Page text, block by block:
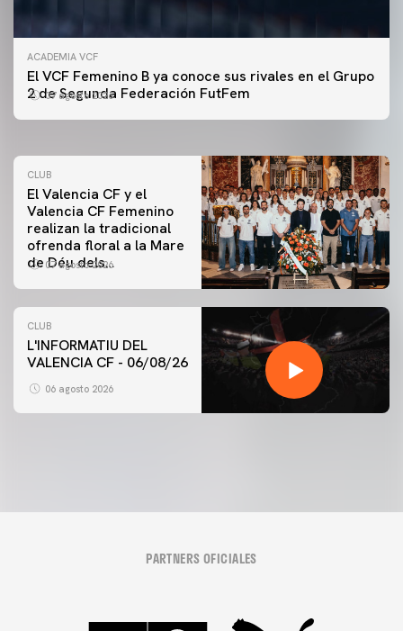
ACADEMIA VCF
El VCF Femenino B ya conoce sus rivales en el Grupo
2 de Segunda Federación FutFem
07 agosto 2026
PRIMER EQUIPO
ENTRENAMIENTO DEL VALENCIA CF 7/8/2026
CLUB
El Valencia CF y el
Valencia CF Femenino
realizan la tradicional
ofrenda floral a la Mare
de Déu dels
07 agosto 2026
CLUB
L'INFORMATIU DEL
VALENCIA CF - 06/08/26
06 agosto 2026
PRIMER EQUIPO
ENTRENAMIENTO DEL VALENCIA CF 6/8/2026
PARTNERS OFICIALES